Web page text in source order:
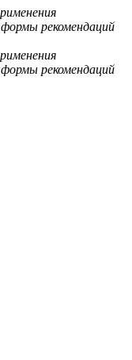
рекомендаций
рекомендаций